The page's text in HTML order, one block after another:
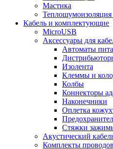
Мастика
Теплошумоизоляция
Кабель и комплектующие
MicroUSB
Аксессуары для
Автоматы
Изолента
Клеммы и
Колбы
Коннекторы
Наконечники
Оплетка
Стяжки
Акустический
Комплекты